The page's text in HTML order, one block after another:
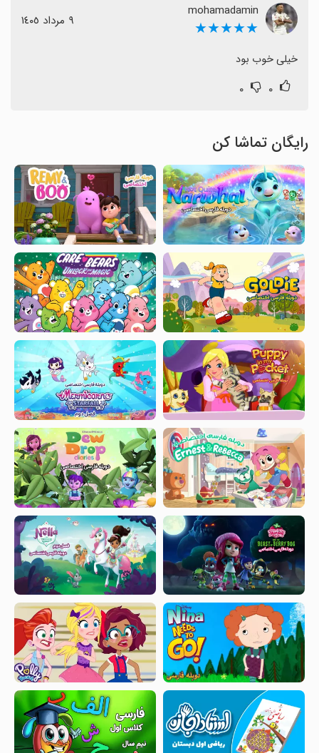
mohamadamin
★★★★★ ٩ مرداد ١٤٠٥
خیلی خوب بود
۰ ۰
رایگان تماشا کن